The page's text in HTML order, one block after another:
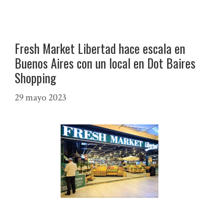
Fresh Market Libertad hace escala en
Buenos Aires con un local en Dot Baires
Shopping
29 mayo 2023